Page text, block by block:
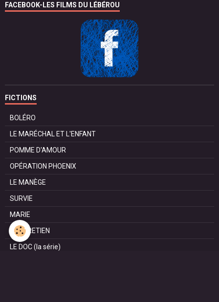
FACEBOOK-LES FILMS DU LÉBÉROU
FICTIONS
BOLÉRO
LE MARÉCHAL ET L'ENFANT
POMME D'AMOUR
OPÉRATION PHOENIX
LE MANÈGE
SURVIE
MARIE
L'ENTRETIEN
LE DOC (la série)